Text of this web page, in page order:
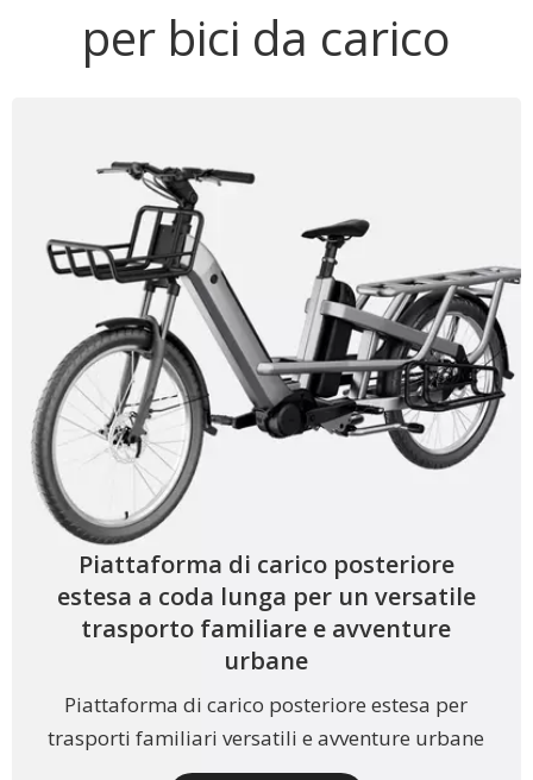
per bici da carico
Piattaforma di carico posteriore
estesa a coda lunga per un versatile
trasporto familiare e avventure
urbane
Piattaforma di carico posteriore estesa per
trasporti familiari versatili e avventure urbane